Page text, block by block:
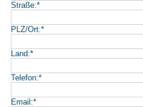
Straße:*
PLZ/Ort:*
Land:*
Telefon:*
Email:*